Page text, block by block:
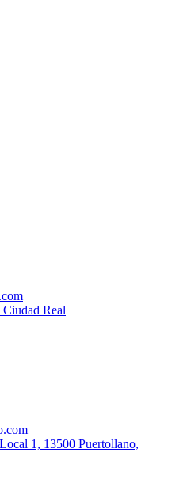
Real
1, 13500 Puertollano,